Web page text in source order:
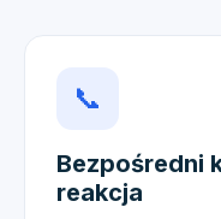
📞
Bezpośredni
reakcja